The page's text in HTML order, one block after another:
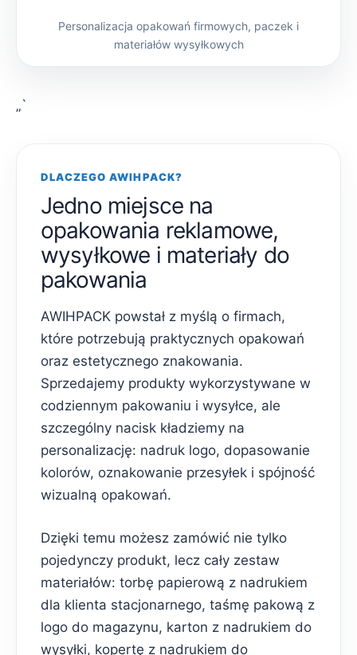
Personalizacja opakowań firmowych, paczek i
materiałów wysyłkowych
„`
DLACZEGO AWIHPACK?
Jedno miejsce na
opakowania reklamowe,
wysyłkowe i materiały do
pakowania
AWIHPACK powstał z myślą o firmach,
które potrzebują praktycznych opakowań
oraz estetycznego znakowania.
Sprzedajemy produkty wykorzystywane w
codziennym pakowaniu i wysyłce, ale
szczególny nacisk kładziemy na
personalizację: nadruk logo, dopasowanie
kolorów, oznakowanie przesyłek i spójność
wizualną opakowań.
Dzięki temu możesz zamówić nie tylko
pojedynczy produkt, lecz cały zestaw
materiałów: torbę papierową z nadrukiem
dla klienta stacjonarnego, taśmę pakową z
logo do magazynu, karton z nadrukiem do
wysyłki, kopertę z nadrukiem do